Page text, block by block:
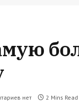
нет 2 Mins Read